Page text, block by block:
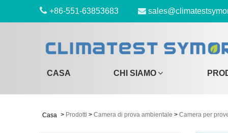
+86-551-63853683
CASA CHI SIAMO
Casa > Prodotti > Camera di prova ambientale > Camera per